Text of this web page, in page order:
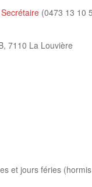
(0473 13 10
7110 La Louvière
et jours féries